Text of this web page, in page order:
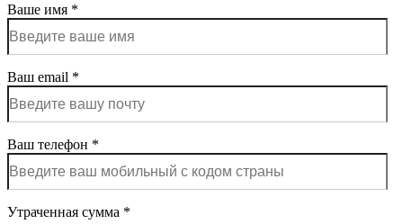
Ваше имя *
Ваш email *
Ваш телефон *
Утраченная сумма *